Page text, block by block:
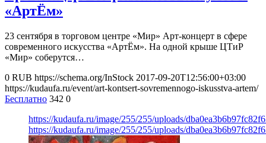
«АртЁм»
23 сентября в торговом центре «Мир» Арт-концерт в сфере
современного искусства «АртЁм». На одной крыше ЦТиР
«Мир» соберутся…
0 RUB https://schema.org/InStock 2017-09-20T12:56:00+03:00
https://kudaufa.ru/event/art-kontsert-sovremennogo-iskusstva-artem/
Бесплатно 342 0
https://kudaufa.ru/image/255/255/uploads/
https://kudaufa.ru/image/255/255/uploads/